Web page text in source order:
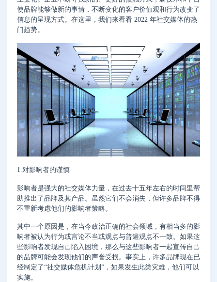
使品牌能够做新的事情，不断变化的客户价值观和行为改变了
信息的呈现方式。在这里，我们来看看 2022 年社交媒体的热
门趋势。
1.对影响者的谨慎
影响者是强大的社交媒体力量，在过去十五年左右的时间里帮
助推出了品牌及其产品。虽然它们不会消失，但许多品牌不得
不重新考虑他们的影响者策略。
其中一个原因是，在当今政治正确的社会领域，有相当多的影
响者被认为行为或言论不当或观点与普遍观点不一致。如果这
些影响者发现自己陷入困境，那么与这些影响者一起宣传自己
的品牌可能会发现他们的声誉受损。事实上，许多品牌现在已
经制定了“社交媒体危机计划”，如果发生此类灾难，他们可以
实施。